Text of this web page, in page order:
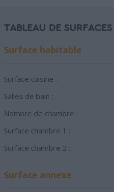
TABLEAU DE SURFACES
Surface habitable
Surface cuisine :
Salles de bain :
Nombre de chambre :
Surface chambre 1 :
Surface chambre 2 :
Surface annexe